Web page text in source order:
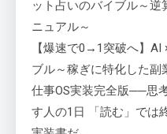
ット占いのバイブル～
ニュアル～
【爆速で0→1突破へ】
ブル～稼ぎに特化した副
仕事OS実装完全版──思
す人の1日 「読む」では